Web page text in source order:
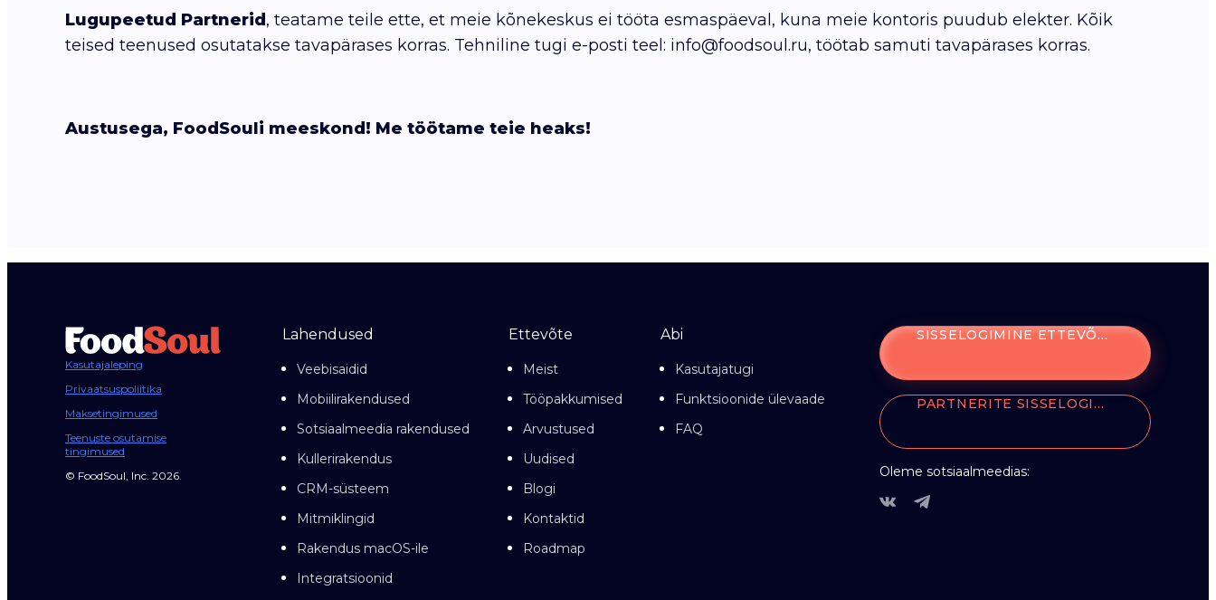
Lugupeetud Partnerid , teatame teile ette, et meie kõnekeskus ei tööta esmaspäeval, kuna meie kontoris puudub elekter. Kõik
teised teenused osutatakse tavapärases korras. Tehniline tugi e-posti teel: info@foodsoul.ru, töötab samuti tavapärases korras.
Austusega, FoodSouli meeskond! Me töötame teie heaks!
Kasutajaleping
Privaatsuspoliitika
Maksetingimused
Teenuste osutamise
tingimused
© FoodSoul, Inc. 2026.
Lahendused
Veebisaidid
Mobiilirakendused
Sotsiaalmeedia rakendused
Kullerirakendus
CRM-süsteem
Mitmiklingid
Rakendus macOS-ile
Integratsioonid
Ettevõte
Meist
Tööpakkumised
Arvustused
Uudised
Blogi
Kontaktid
Roadmap
Abi
Kasutajatugi
Funktsioonide ülevaade
FAQ
SISSELOGIMINE ETTEVÕTETELE
PARTNERITE SISSELOGIMINE
Oleme sotsiaalmeedias: